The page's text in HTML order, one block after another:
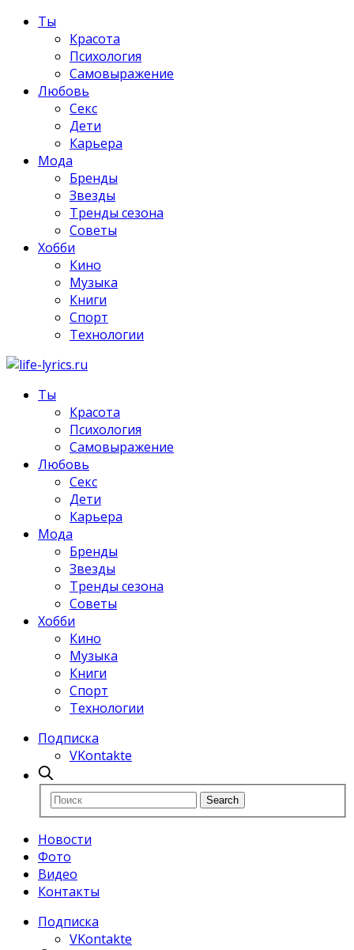
Ты
Красота
Психология
Самовыражение
Любовь
Секс
Дети
Карьера
Мода
Бренды
Звезды
Тренды сезона
Советы
Хобби
Кино
Музыка
Книги
Спорт
Технологии
Ты
Красота
Психология
Самовыражение
Любовь
Секс
Дети
Карьера
Мода
Бренды
Звезды
Тренды сезона
Советы
Хобби
Кино
Музыка
Книги
Спорт
Технологии
Подписка
VKontakte
Новости
Фото
Видео
Контакты
Подписка
VKontakte